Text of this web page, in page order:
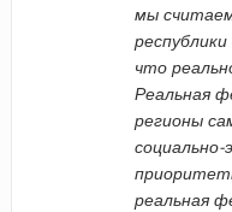
мы
что
Реальная
регионы
социально-
реальная